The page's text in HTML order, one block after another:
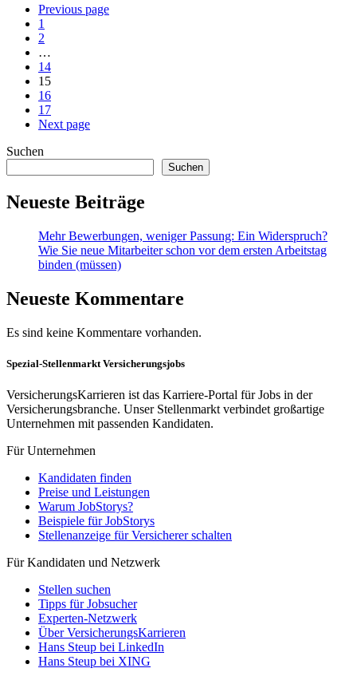
Previous page
1
2
…
14
15
16
17
Next page
Suchen
Suchen
Neueste Beiträge
Mehr Bewerbungen, weniger Passung: Ein Widerspruch?
Wie Sie neue Mitarbeiter schon vor dem ersten Arbeitstag
binden (müssen)
Neueste Kommentare
Es sind keine Kommentare vorhanden.
Spezial-Stellenmarkt Versicherungsjobs
VersicherungsKarrieren ist das Karriere-Portal für Jobs in der
Versicherungsbranche. Unser Stellenmarkt verbindet großartige
Unternehmen mit passenden Kandidaten.
Für Unternehmen
Kandidaten finden
Preise und Leistungen
Warum JobStorys?
Beispiele für JobStorys
Stellenanzeige für Versicherer schalten
Für Kandidaten und Netzwerk
Stellen suchen
Tipps für Jobsucher
Experten-Netzwerk
Über VersicherungsKarrieren
Hans Steup bei LinkedIn
Hans Steup bei XING